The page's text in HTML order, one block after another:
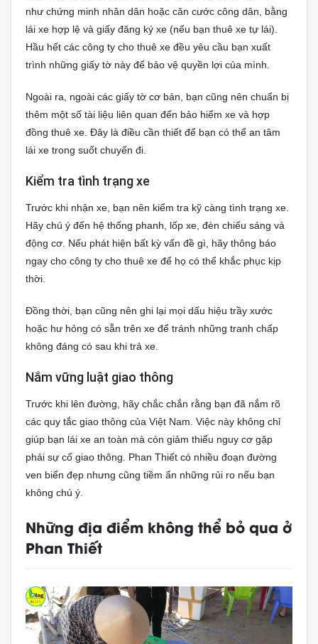
như chứng minh nhân dân hoặc căn cước công dân, bằng
lái xe hợp lệ và giấy đăng ký xe (nếu bạn thuê xe tự lái).
Hầu hết các công ty cho thuê xe đều yêu cầu bạn xuất
trình những giấy tờ này để bảo vệ quyền lợi của mình.
Ngoài ra, ngoài các giấy tờ cơ bản, bạn cũng nên chuẩn bị
thêm một số tài liệu liên quan đến bảo hiểm xe và hợp
đồng thuê xe. Đây là điều cần thiết để bạn có thể an tâm
lái xe trong suốt chuyến đi.
Kiểm tra tình trạng xe
Trước khi nhận xe, bạn nên kiểm tra kỹ càng tình trạng xe.
Hãy chú ý đến hệ thống phanh, lốp xe, đèn chiếu sáng và
động cơ. Nếu phát hiện bất kỳ vấn đề gì, hãy thông báo
ngay cho công ty cho thuê xe để họ có thể khắc phục kịp
thời.
Đồng thời, bạn cũng nên ghi lại mọi dấu hiệu trầy xước
hoặc hư hỏng có sẵn trên xe để tránh những tranh chấp
không đáng có sau khi trả xe.
Nắm vững luật giao thông
Trước khi lên đường, hãy chắc chắn rằng bạn đã nắm rõ
các quy tắc giao thông của Việt Nam. Việc này không chỉ
giúp bạn lái xe an toàn mà còn giảm thiểu nguy cơ gặp
phải sự cố giao thông. Phan Thiết có nhiều đoạn đường
ven biển đẹp nhưng cũng tiềm ẩn những rủi ro nếu bạn
không chú ý.
Những địa điểm không thể bỏ qua ở
Phan Thiết